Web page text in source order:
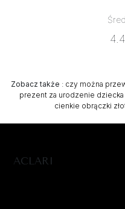
Zobacz także : czy można
prezent za urodzenie dziecka
cienkie obrączki
ACLARI